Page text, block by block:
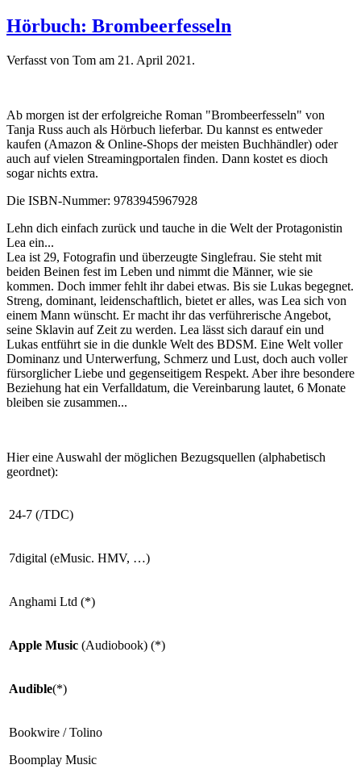
Hörbuch: Brombeerfesseln
Verfasst von Tom am 21. April 2021 .
Ab morgen ist der erfolgreiche Roman "Brombeerfesseln" von
Tanja Russ auch als Hörbuch lieferbar. Du kannst es entweder
kaufen (Amazon & Online-Shops der meisten Buchhändler) oder
auch auf vielen Streamingportalen finden. Dann kostet es dioch
sogar nichts extra.
Die ISBN-Nummer: 9783945967928
Lehn dich einfach zurück und tauche in die Welt der Protagonistin
Lea ein...
Lea ist 29, Fotografin und überzeugte Singlefrau. Sie steht mit
beiden Beinen fest im Leben und nimmt die Männer, wie sie
kommen. Doch immer fehlt ihr dabei etwas. Bis sie Lukas begegnet.
Streng, dominant, leidenschaftlich, bietet er alles, was Lea sich von
einem Mann wünscht. Er macht ihr das verführerische Angebot,
seine Sklavin auf Zeit zu werden. Lea lässt sich darauf ein und
Lukas entführt sie in die dunkle Welt des BDSM. Eine Welt voller
Dominanz und Unterwerfung, Schmerz und Lust, doch auch voller
fürsorglicher Liebe und gegenseitigem Respekt. Aber ihre besondere
Beziehung hat ein Verfalldatum, die Vereinbarung lautet, 6 Monate
bleiben sie zusammen...
Hier eine Auswahl der möglichen Bezugsquellen (alphabetisch
geordnet):
24-7 (/TDC)
7digital (eMusic. HMV, …)
Anghami Ltd (*)
Apple Music (Audiobook) (*)
Audible(*)
Bookwire / Tolino
Boomplay Music